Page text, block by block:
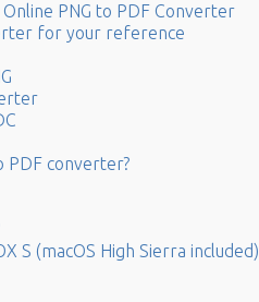
PNG to PDF Converter
for your reference
PDF converter?
S (macOS High Sierra included)